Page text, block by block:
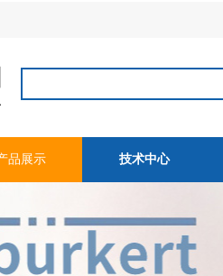
品展示 技术中心